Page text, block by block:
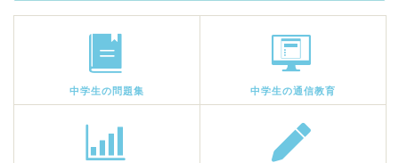
中学生の問題集 中学生の通信教育